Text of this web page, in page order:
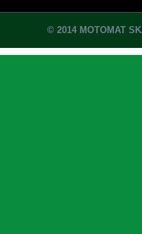
© 2014